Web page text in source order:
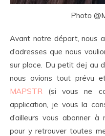
Photo
Avant notre départ, nous
d’adresses que nous
sur place. Du petit dej au
nous avions tout prévu
MAPSTR (si vous ne
application, je vous la
d’ailleurs vous abonner à
pour y retrouver toutes